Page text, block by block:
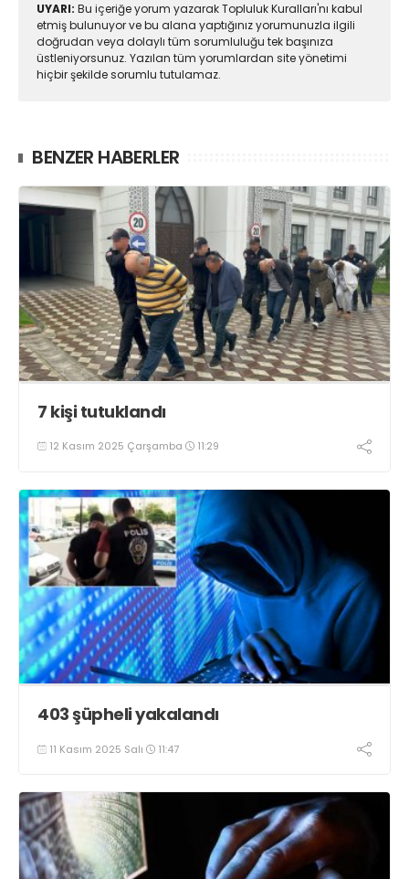
UYARI: Bu içeriğe yorum yazarak Topluluk Kuralları'nı kabul
etmiş bulunuyor ve bu alana yaptığınız yorumunuzla ilgili
doğrudan veya dolaylı tüm sorumluluğu tek başınıza
üstleniyorsunuz. Yazılan tüm yorumlardan site yönetimi
hiçbir şekilde sorumlu tutulamaz.
BENZER HABERLER
7 kişi tutuklandı
12 Kasım 2025 Çarşamba 11:29
403 şüpheli yakalandı
11 Kasım 2025 Salı 11:47